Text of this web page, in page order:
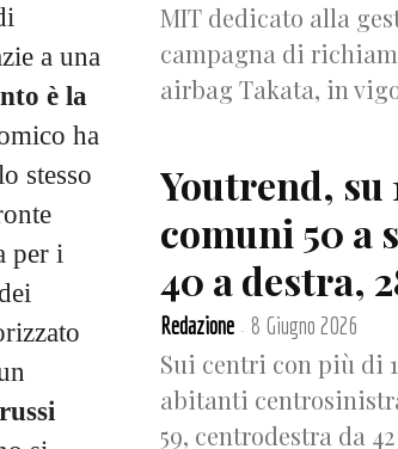
a una
è la
ha
stesso
per i
MIT dedicato alla
campagna di
airbag Takata, in
Youtrend, su
comuni 50 a
40 a destra,
Redazione - 8 Giugno 2026
Sui centri con più di
abitanti
59, centrodestra da